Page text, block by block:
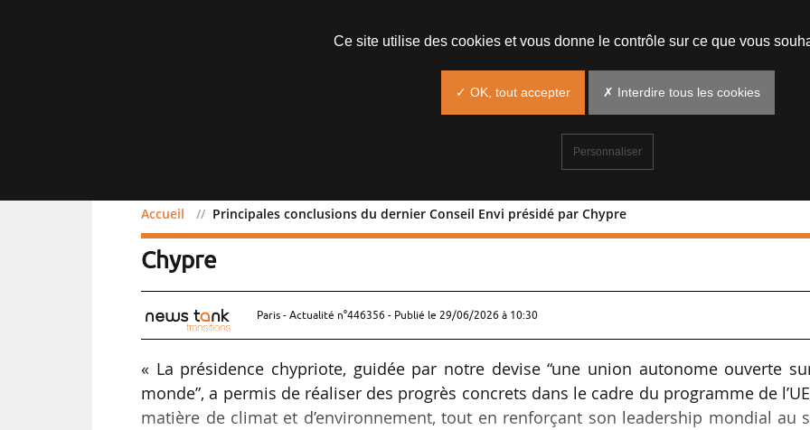
Accueil Principales conclusions du dernier Conseil Envi présidé par Chypre
Principales conclusions du dernier Conseil Envi présidé par
Chypre
Paris - Actualité n°446356 - Publié le 29/06/2026 à 10:30
« La présidence chypriote, guidée par notre devise “une union autonome ouverte
monde”, a permis de réaliser des progrès concrets dans le cadre du programme de
matière de climat et d’environnement, tout en renforçant son leadership mondial au
Ce site utilise des cookies et vous donne le contrôle sur ce que vous
✓ OK, tout accepter ✗ Interdire tous les cookies
Personnaliser